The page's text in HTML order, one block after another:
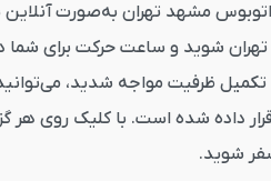
اتوبوس مشهد تهران به‌صورت
شوید و ساعت حرکت برای شما
ظرفیت مواجه شدید،
داده شده است. با کلیک روی هر
شوید.